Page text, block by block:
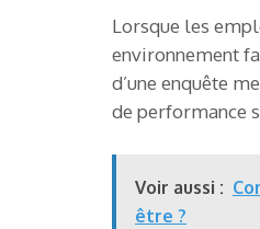
Lorsque les
environnement
d’une enquête
de performance
Voir aussi :
être ?